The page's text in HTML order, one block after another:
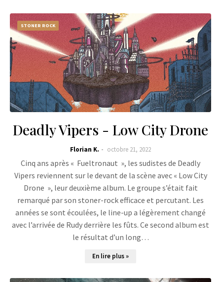
STONER ROCK
Deadly Vipers - Low City Drone
Florian K. octobre 21, 2022
Cinq ans après « Fueltronaut », les sudistes de Deadly
Vipers reviennent sur le devant de la scène avec « Low City
Drone », leur deuxième album. Le groupe s’était fait
remarqué par son stoner-rock efficace et percutant. Les
années se sont écoulées, le line-up a légèrement changé
avec l’arrivée de Rudy derrière les fûts. Ce second album est
le résultat d’un long…
En lire plus »